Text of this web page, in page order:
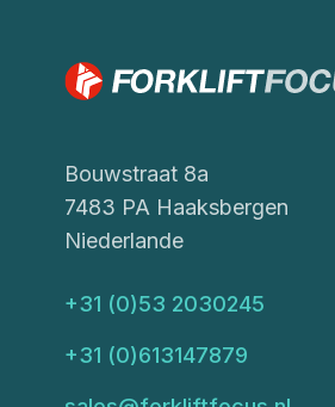
Bouwstraat 8a
7483 PA Haaksbergen
Niederlande
+31 (0)53 2030245
+31 (0)613147879